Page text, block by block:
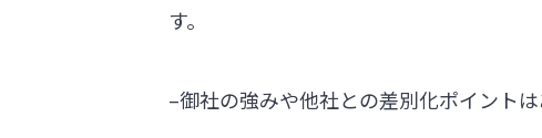
す。
–御社の強みや他社との差別化ポイントは